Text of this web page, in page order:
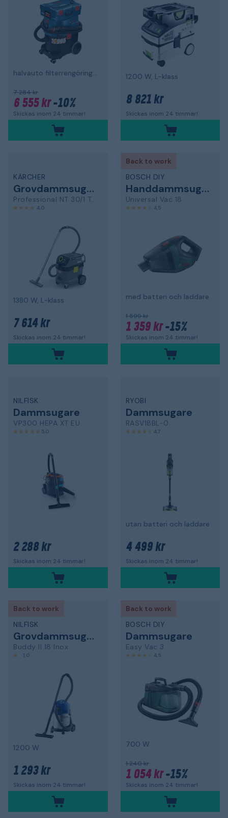
halvauto filterrengöring, 1200 W, L-klass
7 284 kr
6 555 kr-10%
Skickas inom 24 timmar!
1200 W, L-klass
8 821 kr
Skickas inom 24 timmar!
KÄRCHER
Grovdammsugare
Professional NT 30/1 Tact Te L
4,0
1380 W, L-klass
7 614 kr
Skickas inom 24 timmar!
Back to work
BOSCH DIY
Handdammsugare
Universal Vac 18
4,5
med batteri och laddare
1 599 kr
1 359 kr-15%
Skickas inom 24 timmar!
NILFISK
Dammsugare
VP300 HEPA XT EU
5,0
2 288 kr
Skickas inom 24 timmar!
RYOBI
Dammsugare
RASV18BL-0
4,7
utan batteri och laddare
4 499 kr
Skickas inom 24 timmar!
Back to work
NILFISK
Grovdammsugare
Buddy II 18 Inox
1,0
1200 W
1 293 kr
Skickas inom 24 timmar!
Back to work
BOSCH DIY
Dammsugare
Easy Vac 3
4,5
700 W
1 240 kr
1 054 kr-15%
Skickas inom 24 timmar!